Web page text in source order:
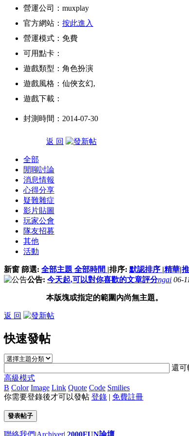
營運公司：muxplay
官方網站： 按此進入
營運模式：免費
可用點卡：
遊戲類型：角色扮演
遊戲風格：仙俠玄幻,
遊戲下載：
封測時間：2014-07-30
返 回
全部
閒聊討論
消息情報
心得分享
疑難雜症
影片貼圖
玩家公會
隊友招募
其他
活動
新窗 篩選: 全部主題 全部時間 |排序: 默認排序 |精華|
公告: 今天起,可以對你喜歡的文章評分ngai 06-
本版塊或指定的範圍內尚無主題。
返 回
快速發帖
還可
高級模式
B Color Image Link Quote Code Smilies
你需要登錄後才可以發帖 登錄 | 免費註冊
發表帖子
聯絡我們|Archiver| 2000FUN論壇